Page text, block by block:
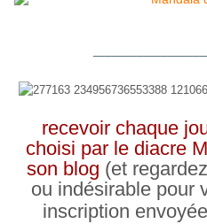
recevoir chaque
choisi par le diacre
son blog (et
ou indésirable pour
inscription